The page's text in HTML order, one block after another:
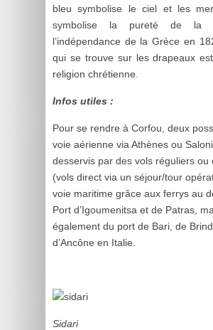
bleu symbolise le ciel et les
symbolise la pureté de la
l’indépendance de la Grèce en
qui se trouve sur les drapeaux
religion chrétienne.
Infos utiles :
Pour se rendre à Corfou, deux
voie aérienne via Athènes ou
desservis par des vols réguliers ou
(vols direct via un séjour/tour
voie maritime grâce aux ferrys au
Port d’Igoumenitsa et de Patras,
également du port de Bari, de
d’Ancône en Italie.
Sidari